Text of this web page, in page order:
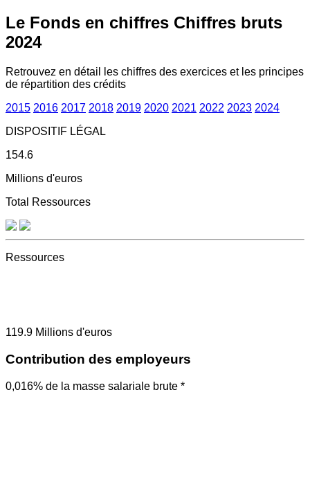
Le Fonds en chiffres Chiffres bruts
2024
Retrouvez en détail les chiffres des exercices et les principes
de répartition des crédits
2015 2016 2017 2018 2019 2020 2021 2022 2023 2024
DISPOSITIF LÉGAL
154.6
Millions d'euros
Total Ressources
Ressources
119.9 Millions d'euros
Contribution des employeurs
0,016% de la masse salariale brute *